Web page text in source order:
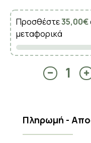
Προσθέστε35,00€
μεταφορικά
Πληρωμή -